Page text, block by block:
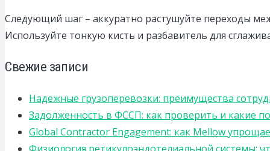
Следующий шаг – аккуратно растушуйте переходы
Используйте тонкую кисть и разбавитель для
Свежие записи
Надежные грузоперевозки: преимущества
Задолженность в ФССП: как проверить и какие
Global Contractor Engagement: как Mellow